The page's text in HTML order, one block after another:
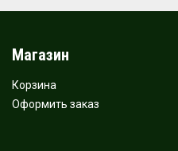
Магазин
Корзина
Оформить заказ